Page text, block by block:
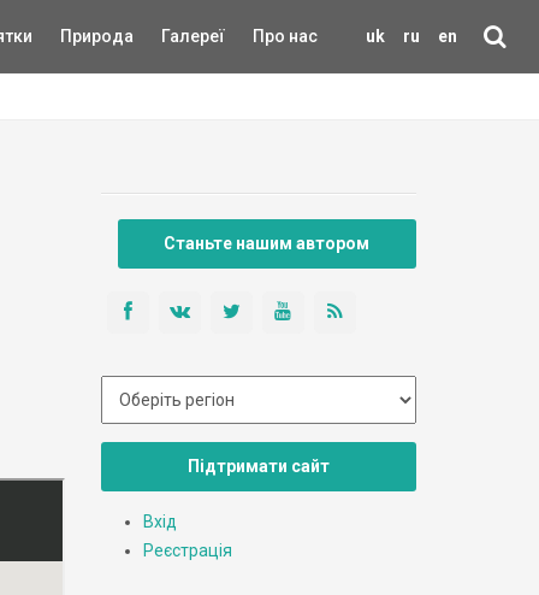
uk ru en
Природа Галереї Про нас
Станьте нашим автором
Підтримати сайт
Вхід
Реєстрація